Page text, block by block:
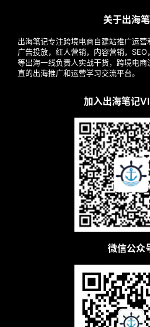
关于出海
出海笔记专注跨境电商自建站推广运
广告投放，红人营销，内容营销，
等出海一线负责人实战干货，跨境电
直的出海推广和运营学习交流平台。
加入出海笔记
微信公众